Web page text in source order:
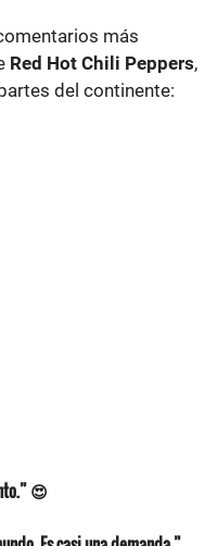
más
Red Hot Chili Peppers,
del continente:
😍